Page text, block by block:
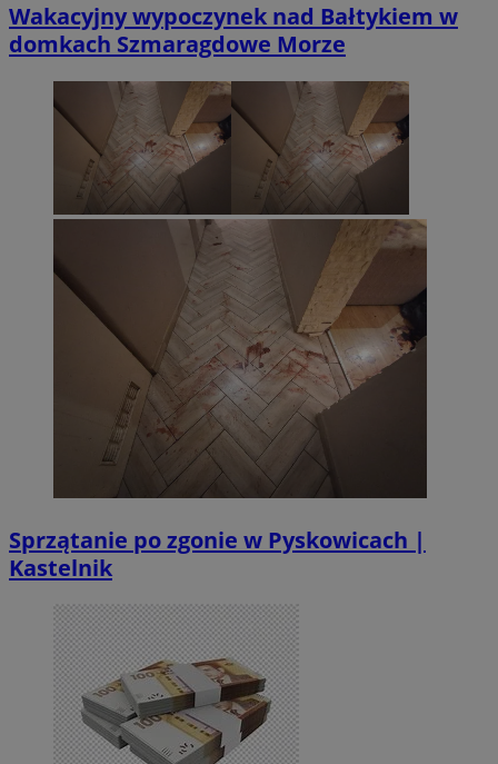
Wakacyjny wypoczynek nad Bałtykiem w
domkach Szmaragdowe Morze
Sprzątanie po zgonie w Pyskowicach |
Kastelnik